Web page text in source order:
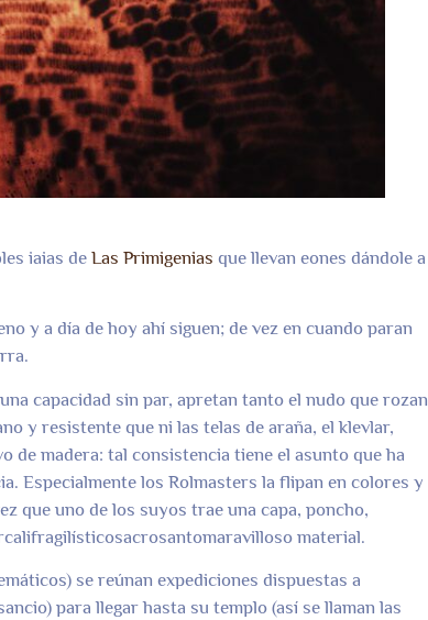
iaias de Las Primigenias que llevan eones dándole a
y a día de hoy ahí siguen; de vez en cuando paran
capacidad sin par, apretan tanto el nudo que rozan
y resistente que ni las telas de araña, el klevlar,
de madera: tal consistencia tiene el asunto que ha
Especialmente los Rolmasters la flipan en colores y
que uno de los suyos trae una capa, poncho,
material.
se reúnan expediciones dispuestas a
para llegar hasta su templo (así se llaman las